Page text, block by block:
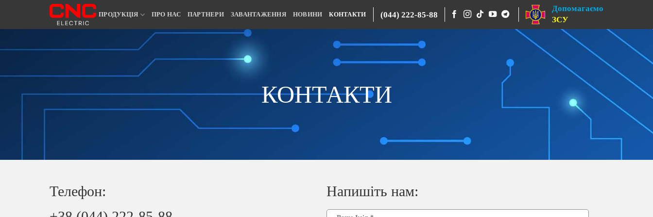
ПРОДУКЦІЯ ПРО НАС ПАРТНЕРИ ЗАВАНТАЖЕННЯ НОВИНИ КОНТАКТИ (044) 222-85-88
Допомагаємо
ЗСУ
КОНТАКТИ
Телефон:
Напишіть нам: